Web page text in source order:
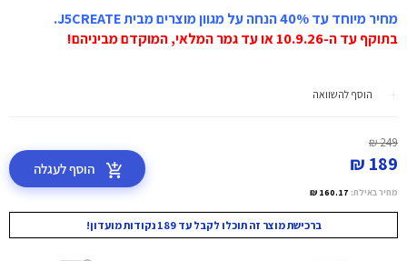
מחיר מיוחד עד 40% הנחה על מגוון מוצרים מבית J5CREATE.
בתוקף עד ה-10.9.26 או עד גמר המלאי, המוקדם מביניהם!
הוסף להשוואה
249 ₪
189 ₪
מחיר באילת: 160.17 ₪
הוסף לעגלה
ברכישת מוצר זה תוכלו לקבל עד 189 נקודות מועדון!